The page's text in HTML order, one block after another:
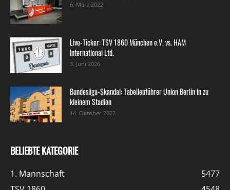
6. März 2022
Live-Ticker: TSV 1860 München e.V. vs. HAM
International Ltd.
3. Juni 2026
Bundesliga-Skandal: Tabellenführer Union Berlin in zu
kleinem Stadion
14. Oktober 2022
BELIEBTE KATEGORIE
1. Mannschaft
5477